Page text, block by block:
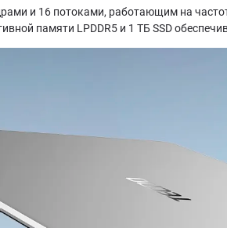
и 16 потоками, работающим на
памяти LPDDR5 и 1 ТБ SSD